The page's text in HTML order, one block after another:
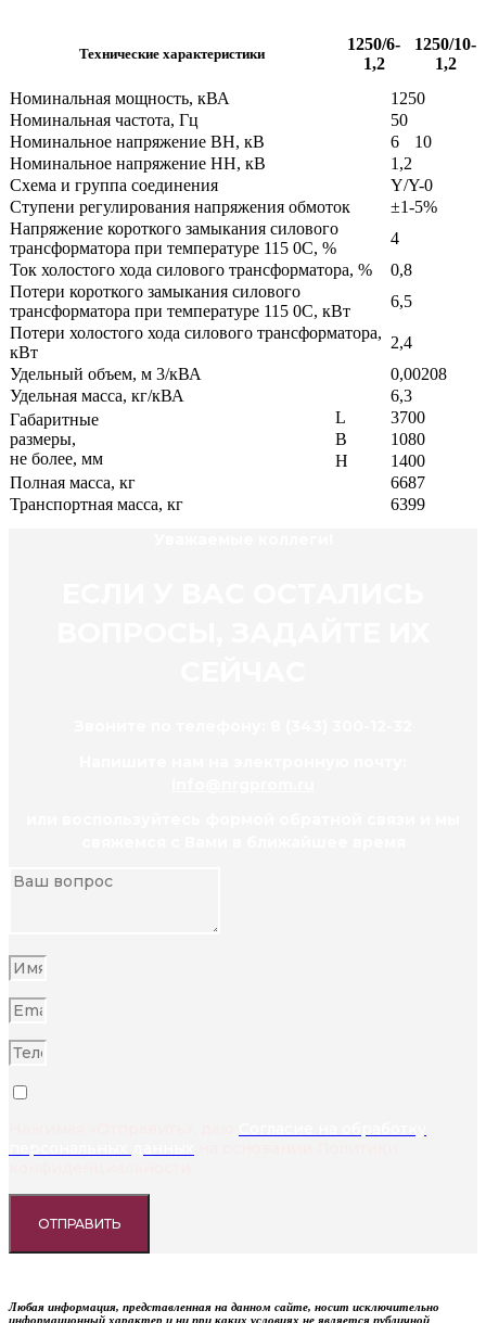
Технические характеристики
1250/6-
1,2
1250/10-
1,2
Номинальная мощность, кВА
1250
Номинальная частота, Гц
50
Номинальное напряжение ВН, кВ
6
10
Номинальное напряжение НН, кВ
1,2
Схема и группа соединения
Y/Y-0
Ступени регулирования напряжения обмоток
±1-5%
Напряжение короткого замыкания силового
трансформатора при температуре 115 0С, %
4
Ток холостого хода силового трансформатора, %
0,8
Потери короткого замыкания силового
трансформатора при температуре 115 0С, кВт
6,5
Потери холостого хода силового трансформатора,
кВт
2,4
Удельный объем, м 3/кВА
0,00208
Удельная масса, кг/кВА
6,3
Габаритные
размеры,
не более, мм
L
3700
B
1080
H
1400
Полная масса, кг
6687
Транспортная масса, кг
6399
ОТПРАВИТЬ
Любая информация, представленная на данном сайте, носит исключительно
информационный характер и ни при каких условиях не является публичной